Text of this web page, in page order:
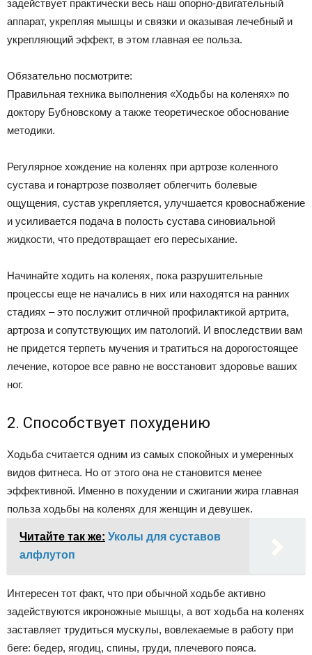
задействует практически весь наш опорно-двигательный
аппарат, укрепляя мышцы и связки и оказывая лечебный и
укрепляющий эффект, в этом главная ее польза.
Обязательно посмотрите:
Правильная техника выполнения «Ходьбы на коленях» по
доктору Бубновскому а также теоретическое обоснование
методики.
Регулярное хождение на коленях при артрозе коленного
сустава и гонартрозе позволяет облегчить болевые
ощущения, сустав укрепляется, улучшается кровоснабжение
и усиливается подача в полость сустава синовиальной
жидкости, что предотвращает его пересыхание.
Начинайте ходить на коленях, пока разрушительные
процессы еще не начались в них или находятся на ранних
стадиях – это послужит отличной профилактикой артрита,
артроза и сопутствующих им патологий. И впоследствии вам
не придется терпеть мучения и тратиться на дорогостоящее
лечение, которое все равно не восстановит здоровье ваших
ног.
2. Способствует похудению
Ходьба считается одним из самых спокойных и умеренных
видов фитнеса. Но от этого она не становится менее
эффективной. Именно в похудении и сжигании жира главная
польза ходьбы на коленях для женщин и девушек.
Читайте так же: Уколы для суставов
алфлутоп
Интересен тот факт, что при обычной ходьбе активно
задействуются икроножные мышцы, а вот ходьба на коленях
заставляет трудиться мускулы, вовлекаемые в работу при
беге: бедер, ягодиц, спины, груди, плечевого пояса.